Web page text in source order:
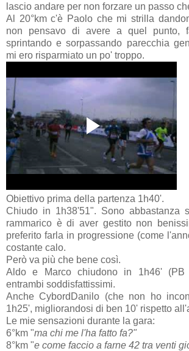
lascio andare per non forzare un passo
Al 20°km c'è Paolo che mi strilla
non pensavo di avere a quel punto,
sprintando e sorpassando parecchia
mi ero risparmiato un po' troppo.
Obiettivo prima della partenza 1h40'.
Chiudo in 1h38'51". Sono abbastanza
rammarico è di aver gestito non
preferito farla in progressione (come
costante calo.
Però va più che bene così.
Aldo e Marco chiudono in 1h46'
entrambi soddisfattissimi.
Anche CybordDanilo (che non ho
1h25', migliorandosi di ben 10' rispetto
Le mie sensazioni durante la gara:
6°km "ma chi me l'ha fatto fa?"
8°km "e come faccio a farne 42 tra venti